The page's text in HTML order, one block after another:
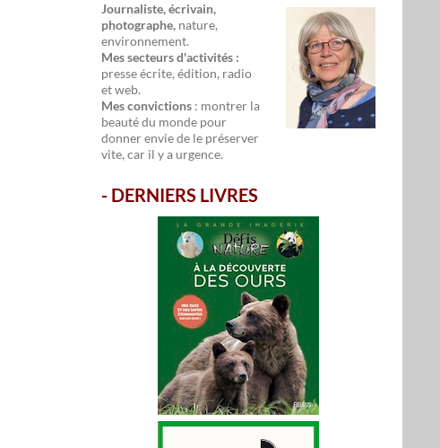
Journaliste, écrivain,
photographe, nature,
environnement.
Mes secteurs d'activités :
presse écrite, édition, radio
et web.
Mes convictions : montrer la
beauté du monde pour
donner envie de le préserver
vite, car il y a urgence.
- DERNIERS LIVRES